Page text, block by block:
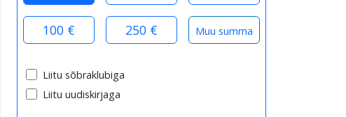
100 € 250 €
Liitu sõbraklubiga
Liitu uudiskirjaga